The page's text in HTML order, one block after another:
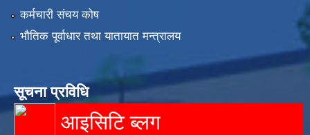
कर्मचारी संचय कोष
भौतिक पूर्वाधार तथा यातायात मन्त्रालय
सूचना प्रविधि
आइसिटि ब्लग